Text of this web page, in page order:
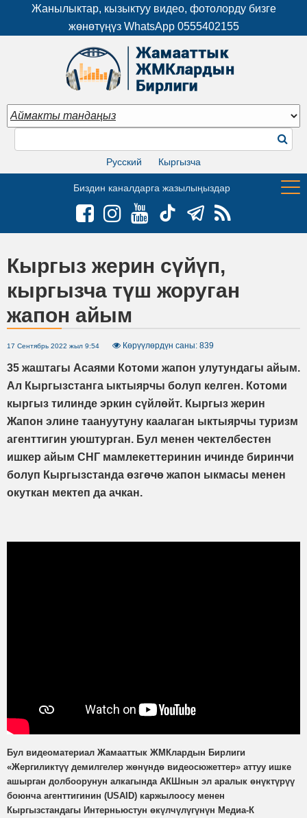
Жанылыктар, кызыктуу видео, фотолорду бизге
жөнөтүңүз WhatsApp 0555402155
Русский Кыргызча
Биздин каналдарга жазылыңыздар
Кыргыз жерин сүйүп,
кыргызча түш жоруган
жапон айым
17 Сентябрь 2022 жыл 9:54 Көрүүлөрдүн саны: 839
35 жаштагы Асаями Котоми жапон улутундагы айым.
Ал Кыргызстанга ыктыярчы болуп келген. Котоми
кыргыз тилинде эркин сүйлөйт. Кыргыз жерин
Жапон элине таануутуну каалаган ыктыярчы туризм
агенттигин уюштурган. Бул менен чектелбестен
ишкер айым СНГ мамлекеттеринин ичинде биринчи
болуп Кыргызстанда өзгөчө жапон ыкмасы менен
окуткан мектеп да ачкан.
Бул видеоматериал Жамааттык ЖМКлардын Бирлиги
«Жергиликтүү демилгелер жөнүндө видеосюжеттер» аттуу ишке
ашырган долбоорунун алкагында АКШнын эл аралык өнүктүрүү
боюнча агенттигинин (USAID) каржылоосу менен
Кыргызстандагы Интерньюстун өкүлчүлүгүнүн Медиа-К